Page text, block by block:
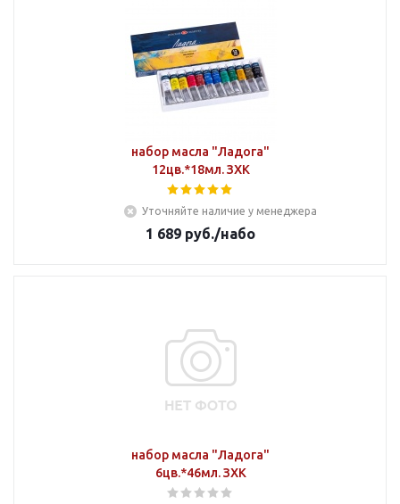
набор масла "Ладога"
12цв.*18мл. ЗХК
Уточняйте наличие у менеджера
1 689 руб./набо
набор масла "Ладога"
6цв.*46мл. ЗХК